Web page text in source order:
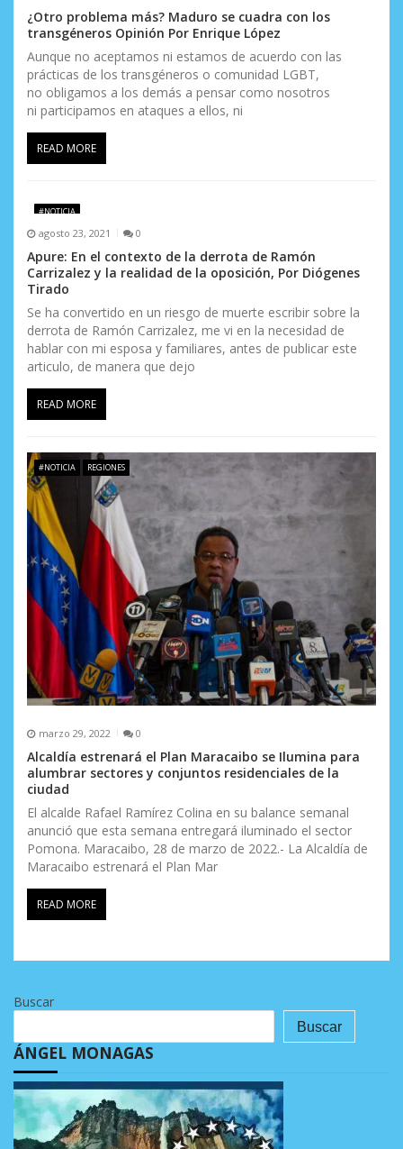
e
n
t
r
a
d
a
s
¿Otro problema más? Maduro se cuadra con los
transgéneros Opinión Por Enrique López
Aunque no aceptamos ni estamos de acuerdo con las
prácticas de los transgéneros o comunidad LGBT,
no obligamos a los demás a pensar como nosotros
ni participamos en ataques a ellos, ni
READ MORE
#NOTICIA
agosto 23, 2021 0
Apure: En el contexto de la derrota de Ramón
Carrizalez y la realidad de la oposición, Por Diógenes
Tirado
Se ha convertido en un riesgo de muerte escribir sobre la
derrota de Ramón Carrizalez, me vi en la necesidad de
hablar con mi esposa y familiares, antes de publicar este
articulo, de manera que dejo
READ MORE
#NOTICIA REGIONES
marzo 29, 2022 0
Alcaldía estrenará el Plan Maracaibo se Ilumina para
alumbrar sectores y conjuntos residenciales de la
ciudad
El alcalde Rafael Ramírez Colina en su balance semanal
anunció que esta semana entregará iluminado el sector
Pomona. Maracaibo, 28 de marzo de 2022.- La Alcaldía de
Maracaibo estrenará el Plan Mar
READ MORE
Buscar
Buscar
ÁNGEL MONAGAS